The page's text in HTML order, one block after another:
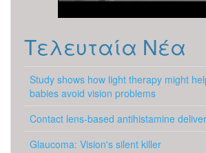
Τελευταία Νέα
Study shows how light therapy might
babies avoid vision problems
Contact lens-based antihistamine
Glaucoma: Vision's silent killer